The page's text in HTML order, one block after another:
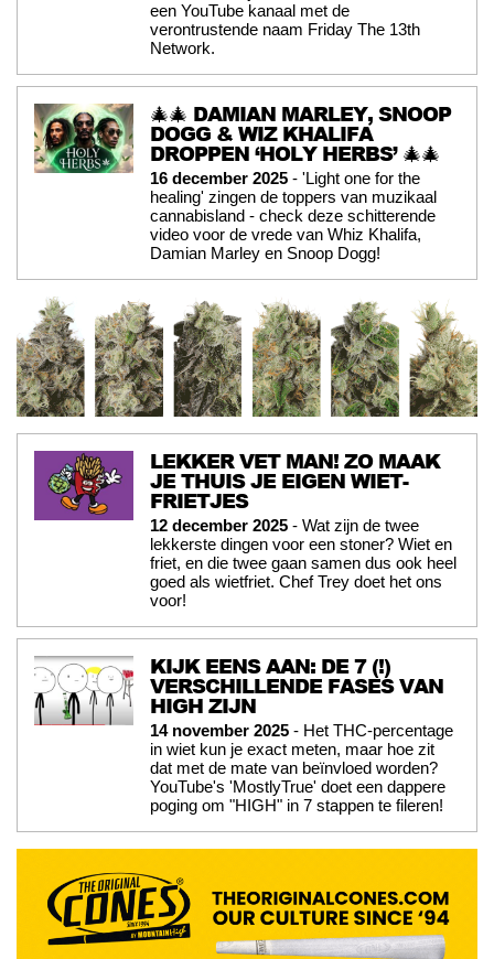
een YouTube kanaal met de
verontrustende naam Friday The 13th
Network.
🎄🎄 DAMIAN MARLEY, SNOOP
DOGG & WIZ KHALIFA
DROPPEN ‘HOLY HERBS’ 🎄🎄
16 december 2025 - 'Light one for the
healing' zingen de toppers van muzikaal
cannabisland - check deze schitterende
video voor de vrede van Whiz Khalifa,
Damian Marley en Snoop Dogg!
LEKKER VET MAN! ZO MAAK
JE THUIS JE EIGEN WIET-
FRIETJES
12 december 2025 - Wat zijn de twee
lekkerste dingen voor een stoner? Wiet en
friet, en die twee gaan samen dus ook heel
goed als wietfriet. Chef Trey doet het ons
voor!
KIJK EENS AAN: DE 7 (!)
VERSCHILLENDE FASES VAN
HIGH ZIJN
14 november 2025 - Het THC-percentage
in wiet kun je exact meten, maar hoe zit
dat met de mate van beïnvloed worden?
YouTube's 'MostlyTrue' doet een dappere
poging om "HIGH" in 7 stappen te fileren!